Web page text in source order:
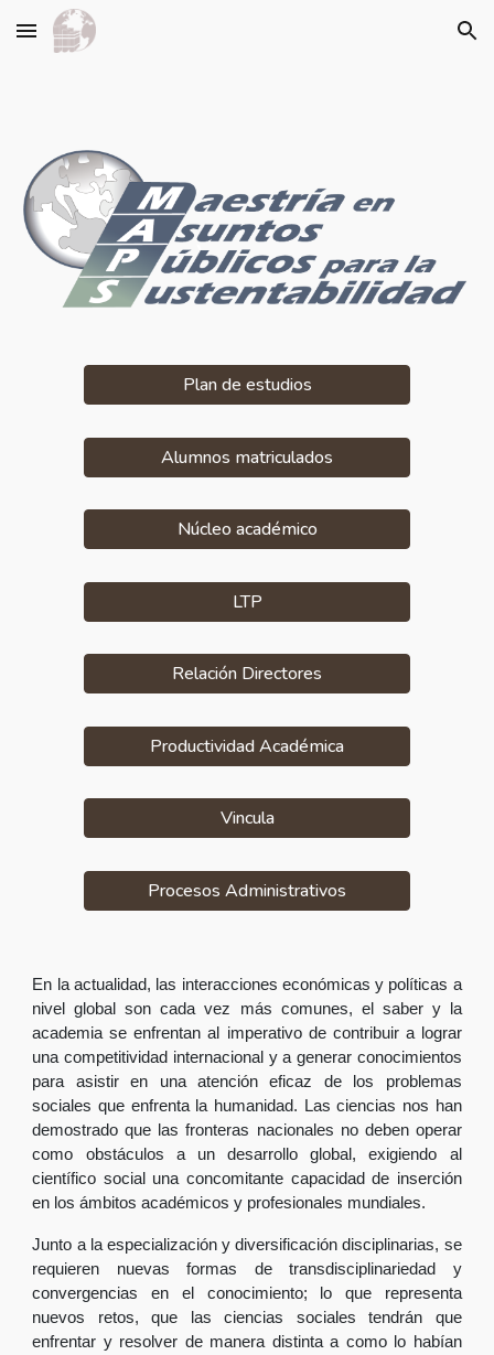
Skip to main content Skip to navigation
Plan de estudios
Alumnos matriculados
Núcleo académico
LTP
Relación Directores
Productividad Académica
Vincula
Procesos Administrativos
En la actualidad, las interacciones económicas y políticas a
nivel global son cada vez más comunes, el saber y la
academia se enfrentan al imperativo de contribuir a lograr
una competitividad internacional y a generar conocimientos
para asistir en una atención eficaz de los problemas
sociales que enfrenta la humanidad. Las ciencias nos han
demostrado que las fronteras nacionales no deben operar
como obstáculos a un desarrollo global, exigiendo al
científico social una concomitante capacidad de inserción
en los ámbitos académicos y profesionales mundiales.
Junto a la especialización y diversificación disciplinarias, se
requieren nuevas formas de transdisciplinariedad y
convergencias en el conocimiento; lo que representa
nuevos retos, que las ciencias sociales tendrán que
enfrentar y resolver de manera distinta a como lo habían